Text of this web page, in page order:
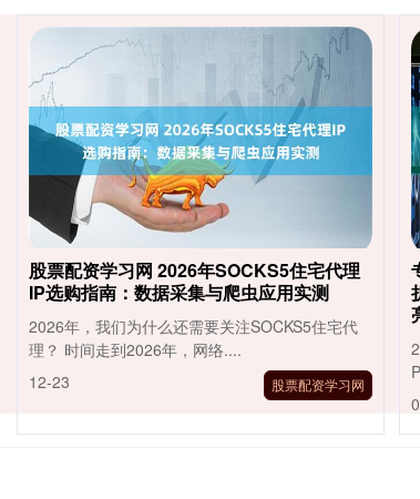
股票配资学习网 2026年SOCKS5住宅代理
IP选购指南：数据采集与爬虫应用实测
2026年，我们为什么还需要关注SOCKS5住宅代
理？ 时间走到2026年，网络....
12-23
股票配资学习网